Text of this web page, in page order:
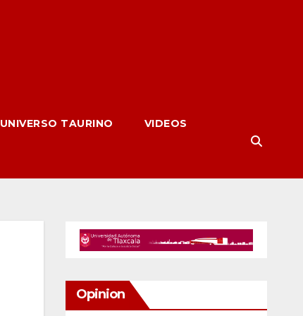
UNIVERSO TAURINO VIDEOS
Opinion